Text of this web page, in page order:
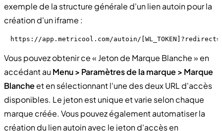
exemple de la structure générale d'un lien autoin pour la
création d'un iframe :
https://app.metricool.com/autoin/
Vous pouvez obtenir ce « Jeton de Marque Blanche » en
accédant au Menu > Paramètres de la marque > Marque
Blancheet en sélectionnant l'une des deux URL d'accès
disponibles. Le jeton est unique et varie selon chaque
marque créée. Vous pouvez également automatiser la
création du lien autoin avec le jeton d'accès en